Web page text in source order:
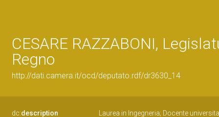
CESARE RAZZABONI,
Regno
http://dati.camera.it/ocd/deputato.rdf/dr3630_14
dc:description Laurea in Ingegneria; Docente